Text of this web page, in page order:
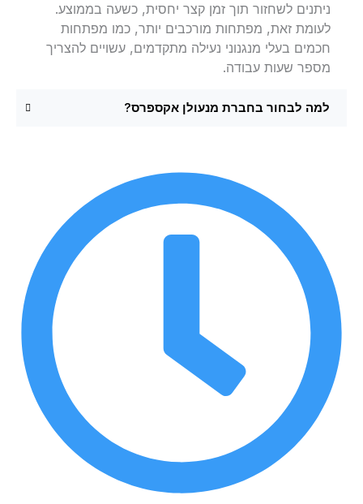
ניתנים לשחזור תוך זמן קצר יחסית, כשעה בממוצע.
לעומת זאת, מפתחות מורכבים יותר, כמו מפתחות
חכמים בעלי מנגנוני נעילה מתקדמים, עשויים להצריך
מספר שעות עבודה.
למה לבחור בחברת מנעולן אקספרס?